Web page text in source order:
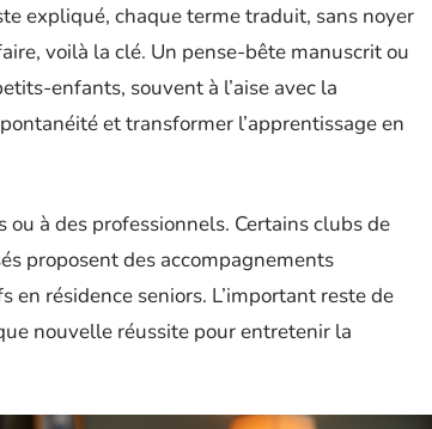
expliqué, chaque terme traduit, sans noyer
voilà la clé. Un pense-bête manuscrit ou
enfants, souvent à l’aise avec la
et transformer l’apprentissage en
à des professionnels. Certains clubs de
proposent des accompagnements
résidence seniors. L’important reste de
nouvelle réussite pour entretenir la